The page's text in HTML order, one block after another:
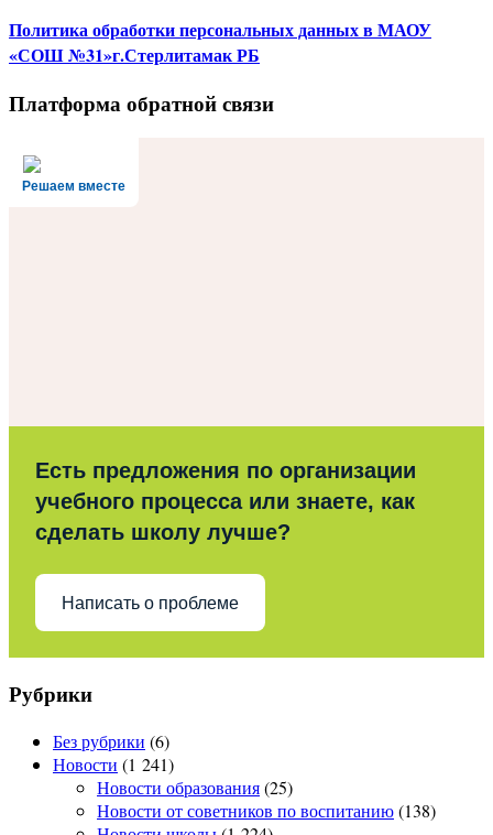
Политикаобработки персональных данныхв МАОУ
«СОШ №31»г.Стерлитамак РБ
Платформа обратной связи
Решаем вместе
Есть предложения по организации
учебного процесса или знаете, как
сделать школу лучше?
Написать о проблеме
Рубрики
Без рубрики (6)
Новости (1 241)
Новости образования(25)
Новости от советников по воспитанию(138)